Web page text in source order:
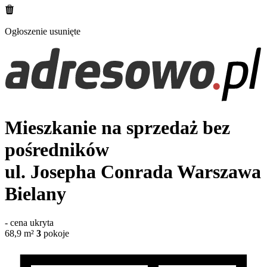
Ogłoszenie usunięte
Mieszkanie na sprzedaż bez
pośredników
ul. Josepha Conrada Warszawa
Bielany
- cena ukryta
68,9 m² 3 pokoje